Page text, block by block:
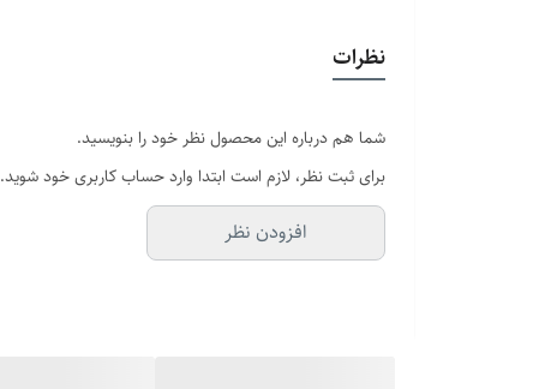
نظرات
شما هم درباره این محصول نظر خود را بنویسید.
برای ثبت نظر، لازم است ابتدا وارد حساب کاربری خود شوید.
افزودن نظر